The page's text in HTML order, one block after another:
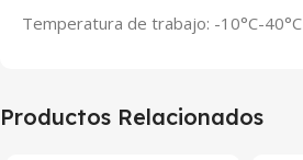
Temperatura de trabajo: -10°C-40°C
Productos Relacionados